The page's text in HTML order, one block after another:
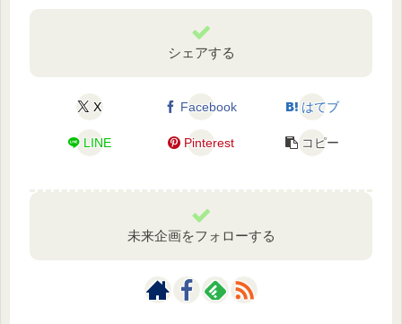
シェアする
X Facebook はてブ
LINE Pinterest コピー
未来企画をフォローする